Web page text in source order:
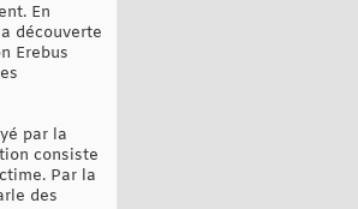
En
découverte
Erebus
par la
consiste
Par la
des